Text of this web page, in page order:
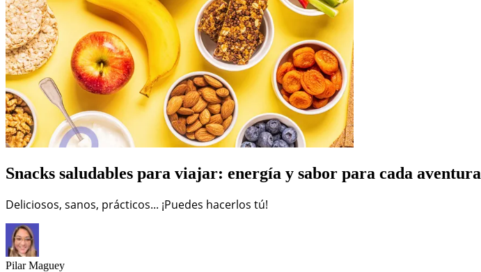
Snacks saludables para viajar: energía y sabor para cada aventura
Deliciosos, sanos, prácticos... ¡Puedes hacerlos tú!
Pilar Maguey